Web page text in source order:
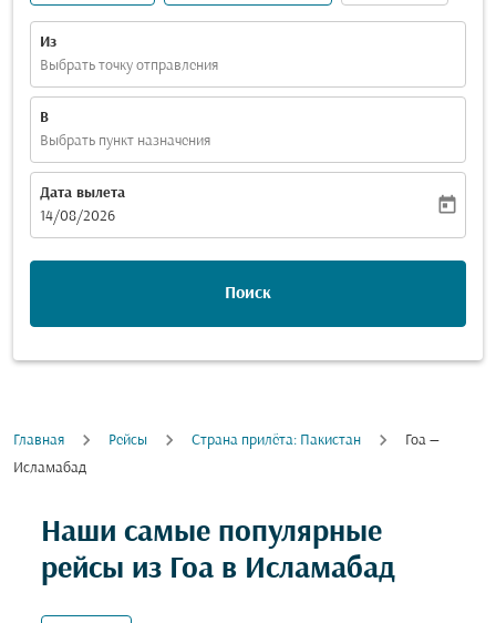
Из
Выбрать точку отправления
В
Выбрать пункт назначения
Дата вылета
fc-booking-departure-date-aria-label
14/08/2026
today
Поиск
Главная Рейсы Cтрана прилёта: Пакистан
Гоа —
Исламабад
Наши самые популярные
рейсы из Гоа в Исламабад
Попробуйте обновить свой маршрут